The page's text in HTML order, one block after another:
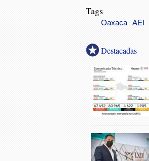
Tags
Oaxaca AEI
Destacadas